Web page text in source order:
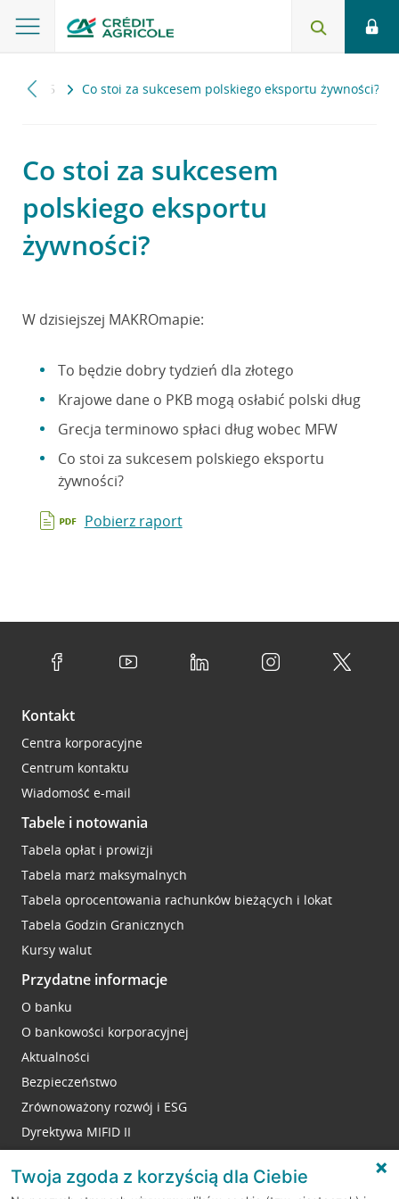
2015 Co stoi za sukcesem polskiego eksportu żywności?
Co stoi za sukcesem
polskiego eksportu
żywności?
W dzisiejszej MAKROmapie:
To będzie dobry tydzień dla złotego
Krajowe dane o PKB mogą osłabić polski dług
Grecja terminowo spłaci dług wobec MFW
Co stoi za sukcesem polskiego eksportu
żywności?
Pobierz raport
Kontakt
Centra korporacyjne
Centrum kontaktu
Wiadomość e-mail
Tabele i notowania
Tabela opłat i prowizji
Tabela marż maksymalnych
Tabela oprocentowania rachunków bieżących i lokat
Tabela Godzin Granicznych
Kursy walut
Przydatne informacje
O banku
O bankowości korporacyjnej
Aktualności
Bezpieczeństwo
Zrównoważony rozwój i ESG
Dyrektywa MIFID II
Twoja zgoda z korzyścią dla Ciebie